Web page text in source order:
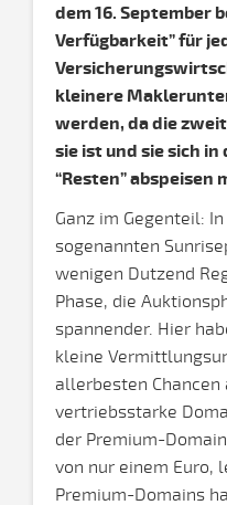
dem 16. September
Verfügbarkeit” für
kleinere
werden, da die
sie ist und sie sich
“Resten” abspeisen
Ganz im Gegenteil:
sogenannten
wenigen Dutzend
Phase, die
spannender. Hier
kleine
allerbesten
vertriebsstarke
der Premium-
von nur einem Euro,
Premium-Domains